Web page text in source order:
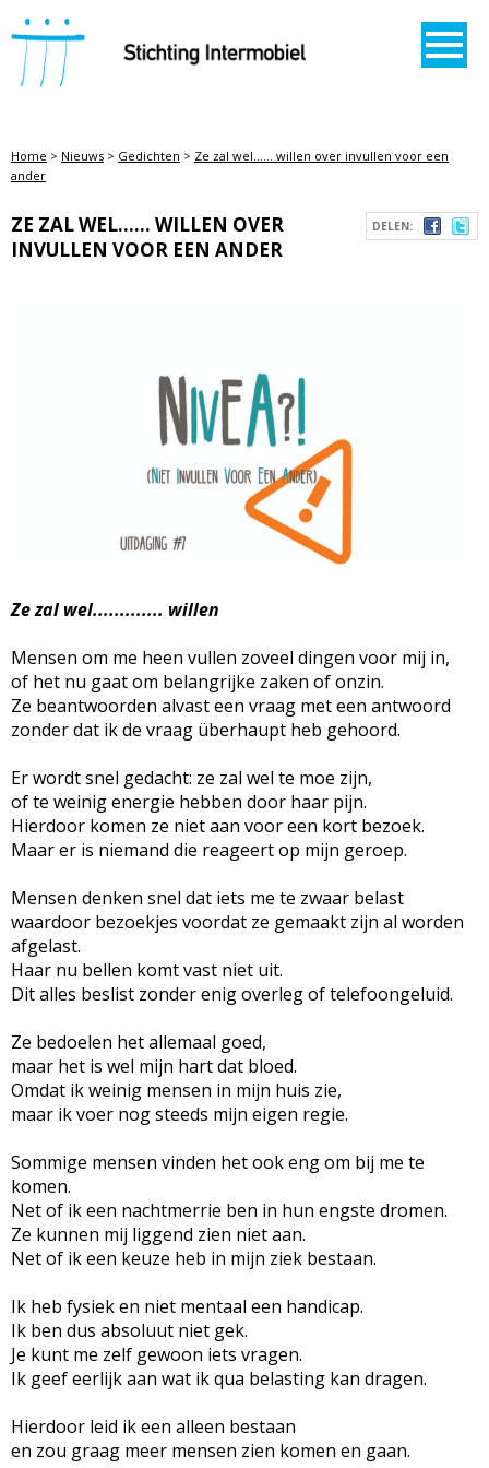
STICHTING INTERMOBIEL
Home > Nieuws > Gedichten > Ze zal wel...... willen over invullen voor een
ander
DELEN:
ZE ZAL WEL...... WILLEN OVER
INVULLEN VOOR EEN ANDER
Ze zal wel............. willen
Mensen om me heen vullen zoveel dingen voor mij in,
of het nu gaat om belangrijke zaken of onzin.
Ze beantwoorden alvast een vraag met een antwoord
zonder dat ik de vraag überhaupt heb gehoord.
Er wordt snel gedacht: ze zal wel te moe zijn,
of te weinig energie hebben door haar pijn.
Hierdoor komen ze niet aan voor een kort bezoek.
Maar er is niemand die reageert op mijn geroep.
Mensen denken snel dat iets me te zwaar belast
waardoor bezoekjes voordat ze gemaakt zijn al worden
afgelast.
Haar nu bellen komt vast niet uit.
Dit alles beslist zonder enig overleg of telefoongeluid.
Ze bedoelen het allemaal goed,
maar het is wel mijn hart dat bloed.
Omdat ik weinig mensen in mijn huis zie,
maar ik voer nog steeds mijn eigen regie.
Sommige mensen vinden het ook eng om bij me te
komen.
Net of ik een nachtmerrie ben in hun engste dromen.
Ze kunnen mij liggend zien niet aan.
Net of ik een keuze heb in mijn ziek bestaan.
Ik heb fysiek en niet mentaal een handicap.
Ik ben dus absoluut niet gek.
Je kunt me zelf gewoon iets vragen.
Ik geef eerlijk aan wat ik qua belasting kan dragen.
Hierdoor leid ik een alleen bestaan
en zou graag meer mensen zien komen en gaan.